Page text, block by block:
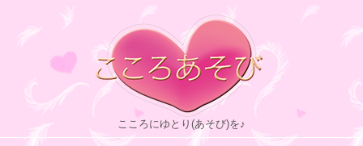
こころにゆとり(あそび)を♪